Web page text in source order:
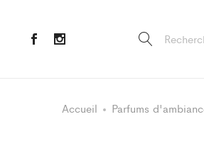
Accueil Parfums